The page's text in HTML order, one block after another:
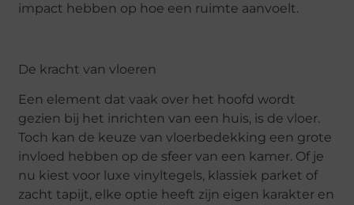
impact hebben op hoe een ruimte aanvoelt.
De kracht van vloeren
Een element dat vaak over het hoofd wordt
gezien bij het inrichten van een huis, is de vloer.
Toch kan de keuze van vloerbedekking een grote
invloed hebben op de sfeer van een kamer. Of je
nu kiest voor luxe vinyltegels, klassiek parket of
zacht tapijt, elke optie heeft zijn eigen karakter en